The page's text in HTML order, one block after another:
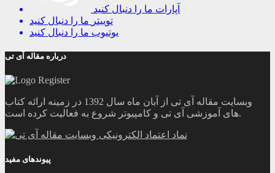
آپارات ما را دنبال کنید
توییتر ما را دنبال کنید
یوتیوب ما را دنبال کنید
درباره مقاله آی تی
وبسایت مقاله آی تی از آبان ماه سال 1392 در زمینه ارائه کتاب
های آموزشی آی تی و کامپیوتر شروع به فعالیت کرده است.
پیوندهای مفید